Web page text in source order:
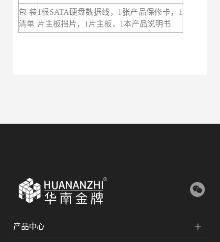
包装
清单
1根SATA硬盘数据线，1张产品保修卡，1
片主板挡片，1片主板，1本产品说明书
产品中心